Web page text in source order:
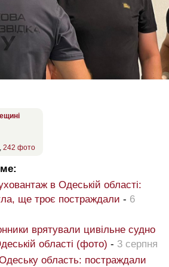
, 242 фото
в Одеській області:
ще троє постраждали - 6
врятували цивільне судно
області (фото) - 3 серпня
область: постраждали